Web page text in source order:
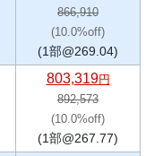
866,910
(10.0%off)
(1部@269.04)
803,319円
892,573
(10.0%off)
(1部@267.77)